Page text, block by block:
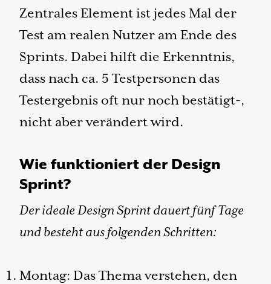
Zentrales Element ist jedes Mal der
Test am realen Nutzer am Ende des
Sprints. Dabei hilft die Erkenntnis,
dass nach ca. 5 Testpersonen das
Testergebnis oft nur noch bestätigt-,
nicht aber verändert wird.
Wie funktioniert der Design
Sprint?
Der ideale Design Sprint dauert fünf Tage
und besteht aus folgenden Schritten:
Montag: Das Thema verstehen, den